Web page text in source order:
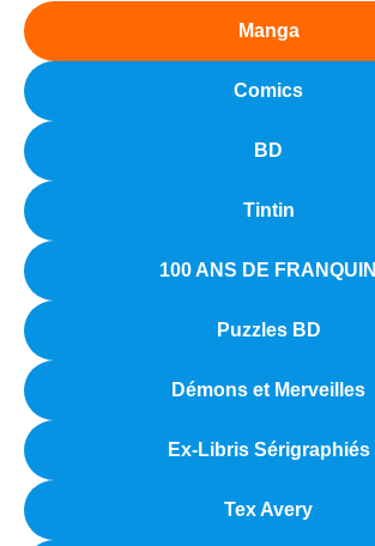
Manga
Comics
BD
Tintin
100 ANS DE FRANQUIN
Puzzles BD
Démons et Merveilles
Ex-Libris Sérigraphiés
Tex Avery